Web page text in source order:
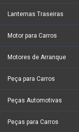
Lanternas Traseiras
Motor para Carros
Motores de Arranque
Peça para Carros
Peças Automotivas
Peças para Carros